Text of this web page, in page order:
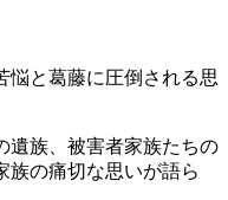
と葛藤に圧倒される思
族、被害者家族たちの
族の痛切な思いが語ら